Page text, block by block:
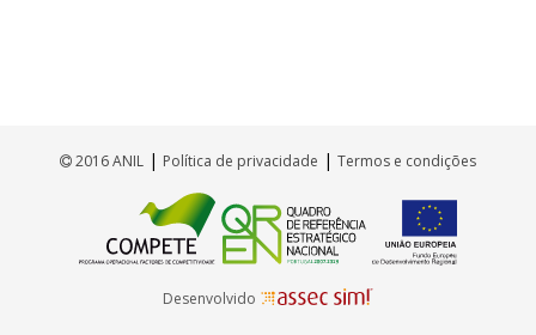
2016 ANIL | Política de privacidade | Termos e condições
Desenvolvido